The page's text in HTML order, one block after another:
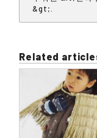
&gt;.
Related